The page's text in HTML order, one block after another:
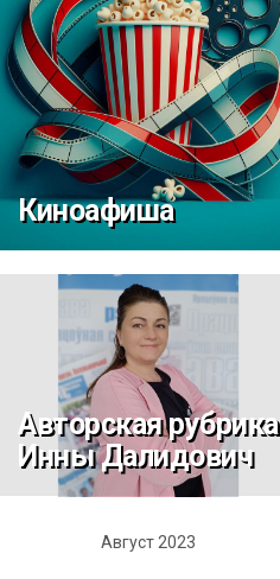
Киноафиша
Авторская рубрика
Инны Далидович
Август 2023